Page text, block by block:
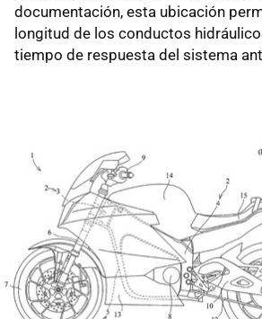
documentación, esta ubicación
longitud de los conductos
tiempo de respuesta del sistema